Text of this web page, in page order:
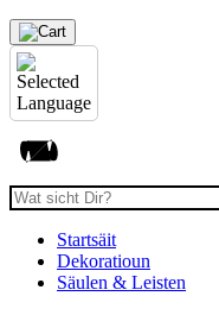
Startsäit
Dekoratioun
Säulen & Leisten